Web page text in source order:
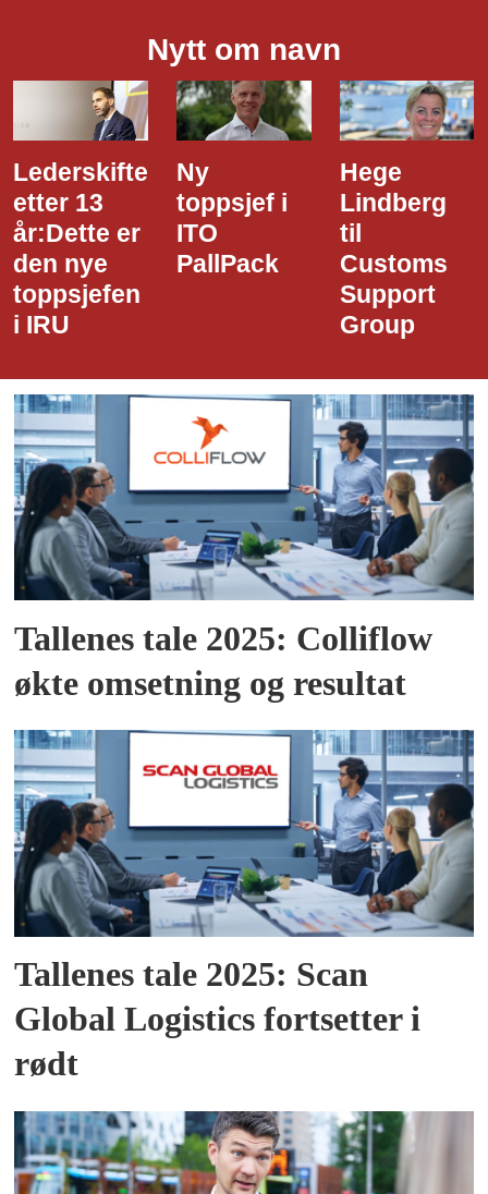
Nytt om navn
Ny
toppsjef i
ITO
PallPack
Hege
Lindberg
til
Customs
Dette er
den nye
i Narvik
Havn
Tallenes tale 2025: Colliflow
økte omsetning og resultat
Tallenes tale 2025: Scan
Global Logistics fortsetter i
rødt